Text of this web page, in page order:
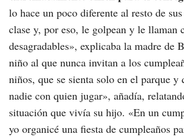
lo hace un poco diferente al resto de
clase y, por eso, le golpean y le llaman
desagradables», explicaba la madre de
niño al que nunca invitan a los
niños, que se sienta solo en el parque y
nadie con quien jugar», añadía,
situación que vivía su hijo. «En un
yo organicé una fiesta de cumpleaños